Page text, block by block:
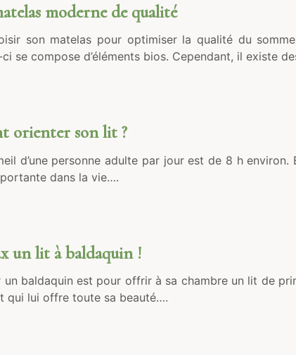
moderne de qualité
son matelas pour optimiser la qualité du
se compose d’éléments bios. Cependant, il existe
orienter son lit ?
d’une personne adulte par jour est de 8 h
dans la vie….
un lit à baldaquin !
un baldaquin est pour offrir à sa chambre un lit de
qui lui offre toute sa beauté….